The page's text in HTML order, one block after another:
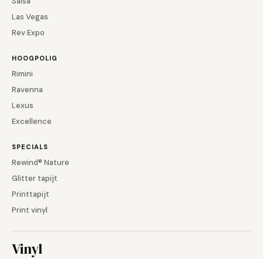
Las Vegas
Rev Expo
HOOGPOLIG
Rimini
Ravenna
Lexus
Excellence
SPECIALS
Rewind® Nature
Glitter tapijt
Printtapijt
Print vinyl
Vinyl